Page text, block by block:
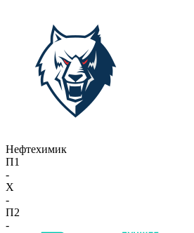
Нефтехимик
П1
-
X
-
П2
-